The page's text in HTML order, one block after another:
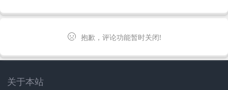
抱歉，评论功能暂时关闭!
关于本站